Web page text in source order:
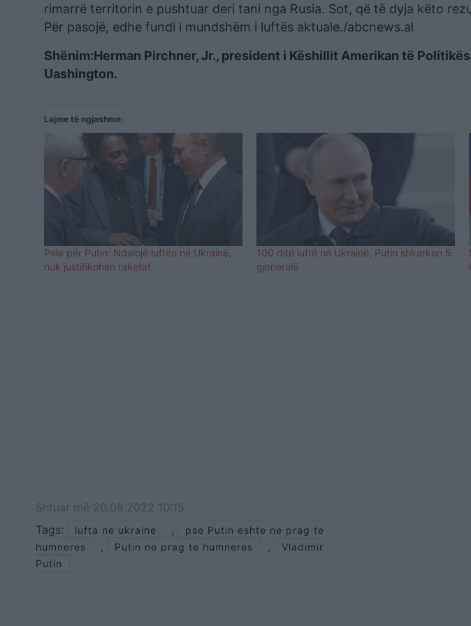
rimarrë territorin e pushtuar deri tani nga Rusia. Sot, që të dyja këto
Për pasojë, edhe fundi i mundshëm i luftës aktuale./abcnews.al
Shënim:Herman Pirchner, Jr., president i Këshillit Amerikan të
Uashington.
Lajme të ngjashme:
Pele për Putin: Ndalojë luftën në Ukrainë,
nuk justifikohen raketat
100 ditë luftë në Ukrainë, Putin shkarkon 5
gjeneralë
Shtuar më 20.08.2022 10:15
Tags:
lufta ne ukraine ,
pse Putin eshte ne prag te
humneres
, Putin ne prag te humneres ,
Vladimir
Putin